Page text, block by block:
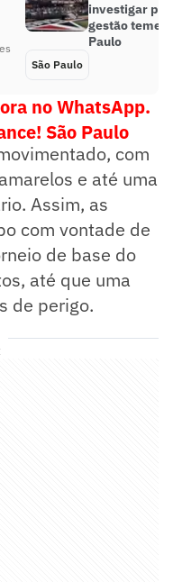
investigar
gestão
Paulo
São Paulo
no WhatsApp.
São Paulo
com
e até uma
Assim, as
com vontade de
de base do
até que uma
de perigo.